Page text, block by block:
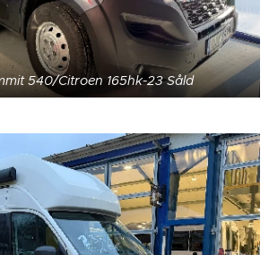
540/Citroen 165hk-23 Såld